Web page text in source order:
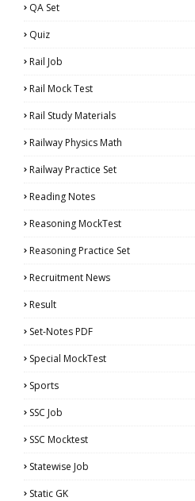
QA Set
Quiz
Rail Job
Rail Mock Test
Rail Study Materials
Railway Physics Math
Railway Practice Set
Reading Notes
Reasoning MockTest
Reasoning Practice Set
Recruitment News
Result
Set-Notes PDF
Special MockTest
Sports
SSC Job
SSC Mocktest
Statewise Job
Static GK